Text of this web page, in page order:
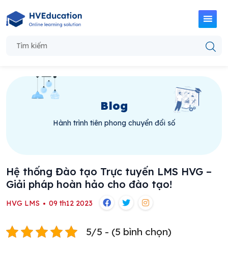
Blog
Hành trình tiên phong chuyển đổi số
Hệ thống Đào tạo Trực tuyến LMS HVG –
Giải pháp hoàn hảo cho đào tạo!
HVG LMS 09 th12 2023
5/5 - (5 bình chọn)